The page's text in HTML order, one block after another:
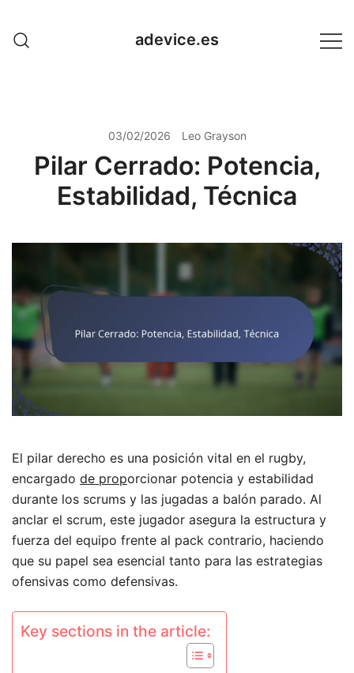
content
adevice.es
03/02/2026 Leo Grayson
Pilar Cerrado: Potencia,
Estabilidad, Técnica
El pilar derecho es una posición vital en el rugby,
encargado de proporcionar potencia y estabilidad
durante los scrums y las jugadas a balón parado. Al
anclar el scrum, este jugador asegura la estructura y
fuerza del equipo frente al pack contrario, haciendo
que su papel sea esencial tanto para las estrategias
ofensivas como defensivas.
Key sections in the article: